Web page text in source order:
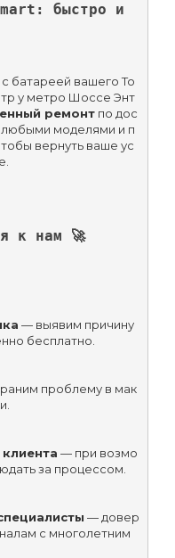
быстро и
батареей вашего To
у метро Шоссе Энт
ремонт по дос
моделями и п
вернуть ваше ус
к нам 🚀
— выявим причину
бесплатно.
проблему в мак
— при возмо
за процессом.
— довер
с многолетним